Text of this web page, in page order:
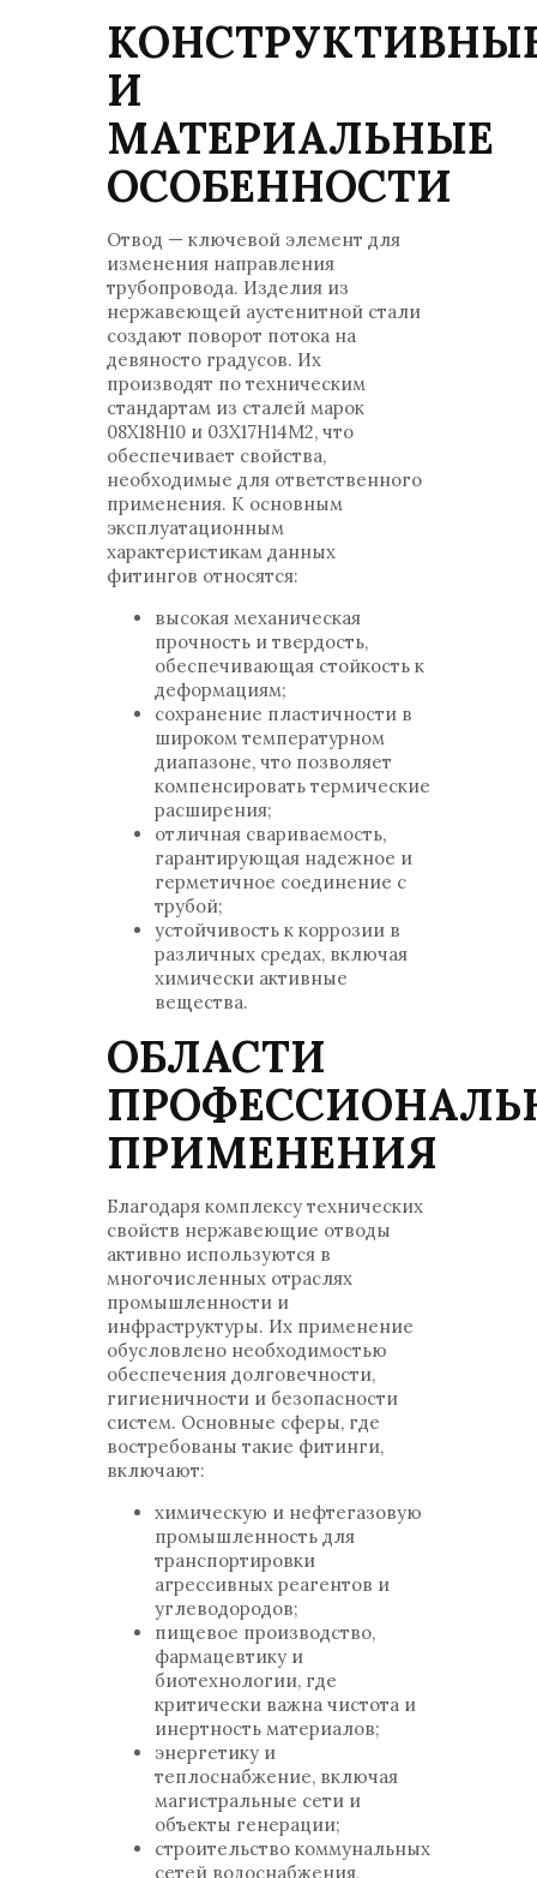
И
МАТЕРИАЛЬНЫЕ
ОСОБЕННОСТИ
Отвод — ключевой элемент для
изменения направления
трубопровода. Изделия из
нержавеющей аустенитной стали
создают поворот потока на
девяносто градусов. Их
производят по техническим
стандартам из сталей марок
08Х18Н10 и 03Х17Н14М2, что
обеспечивает свойства,
необходимые для ответственного
применения. К основным
эксплуатационным
характеристикам данных
фитингов относятся:
высокая механическая
прочность и твердость,
обеспечивающая стойкость к
деформациям;
сохранение пластичности в
широком температурном
диапазоне, что позволяет
компенсировать термические
расширения;
отличная свариваемость,
гарантирующая надежное и
герметичное соединение с
трубой;
устойчивость к коррозии в
различных средах, включая
химически активные
вещества.
ОБЛАСТИ
ПРИМЕНЕНИЯ
Благодаря комплексу технических
свойств нержавеющие отводы
активно используются в
многочисленных отраслях
промышленности и
инфраструктуры. Их применение
обусловлено необходимостью
обеспечения долговечности,
гигиеничности и безопасности
систем. Основные сферы, где
востребованы такие фитинги,
включают:
химическую и нефтегазовую
промышленность для
транспортировки
агрессивных реагентов и
углеводородов;
пищевое производство,
фармацевтику и
биотехнологии, где
критически важна чистота и
инертность материалов;
энергетику и
теплоснабжение, включая
магистральные сети и
объекты генерации;
строительство коммунальных
сетей водоснабжения,